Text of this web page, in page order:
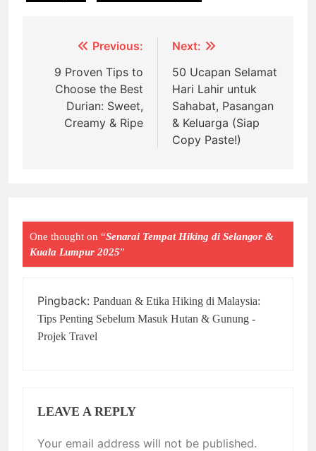
navigation
Previous:
9 Proven Tips to
Choose the Best
Durian: Sweet,
Creamy & Ripe
Next:
50 Ucapan Selamat
Hari Lahir untuk
Sahabat, Pasangan
& Keluarga (Siap
Copy Paste!)
One thought on “Senarai Tempat Hiking di Selangor &
Kuala Lumpur 2025”
Pingback: Panduan & Etika Hiking di Malaysia:
Tips Penting Sebelum Masuk Hutan & Gunung -
Projek Travel
LEAVE A REPLY
Your email address will not be published.